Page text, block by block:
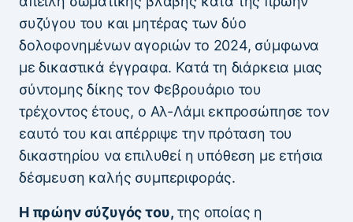
συζύγου του και μητέρας των δύο
δολοφονημένων αγοριών το 2024, σύμφωνα
με δικαστικά έγγραφα. Κατά τη διάρκεια μιας
σύντομης δίκης τον Φεβρουάριο του
τρέχοντος έτους, ο Αλ-Λάμι εκπροσώπησε τον
εαυτό του και απέρριψε την πρόταση του
δικαστηρίου να επιλυθεί η υπόθεση με ετήσια
δέσμευση καλής συμπεριφοράς.
Η πρώην σύζυγός του, της οποίας η